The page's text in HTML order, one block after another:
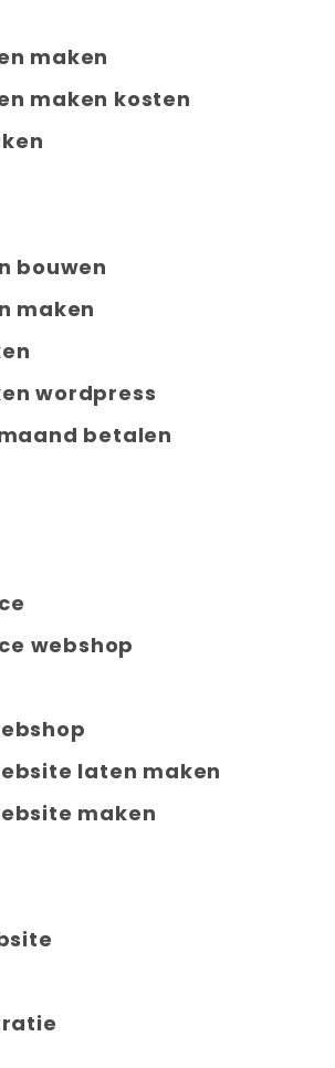
maken
maken kosten
bouwen
maken
wordpress
betalen
webshop
laten maken
maken